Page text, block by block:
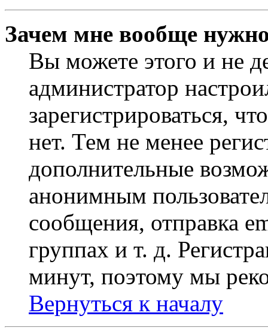
Зачем мне вообще
Вы можете этого и не
администратор
зарегистрироваться,
нет. Тем не менее
дополнительные
анонимным
сообщения, отправка
группах и т. д.
минут, поэтому мы
Вернуться к началу